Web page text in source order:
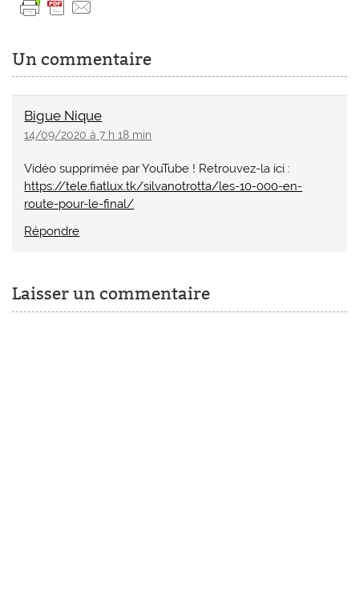
Un commentaire
Bigue Nique
14/09/2020 à 7 h 18 min
Vidéo supprimée par YouTube ! Retrouvez-la ici :
https://tele.fiatlux.tk/silvanotrotta/les-10-000-en-
route-pour-le-final/
Répondre
Laisser un commentaire